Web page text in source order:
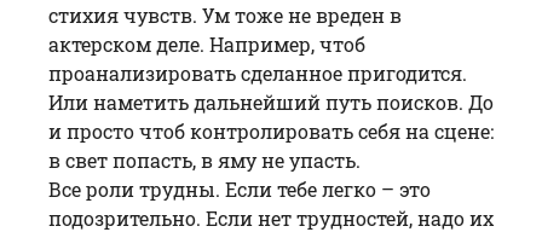
стихия чувств. Ум тоже не вреден в
актерском деле. Например, чтоб
проанализировать сделанное пригодится.
Или наметить дальнейший путь поисков. До
и просто чтоб контролировать себя на сцене:
в свет попасть, в яму не упасть.
Все роли трудны. Если тебе легко – это
подозрительно. Если нет трудностей, надо их